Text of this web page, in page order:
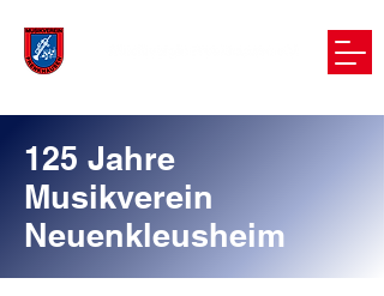
125 Jahre
Musikverein
Neuenkleusheim